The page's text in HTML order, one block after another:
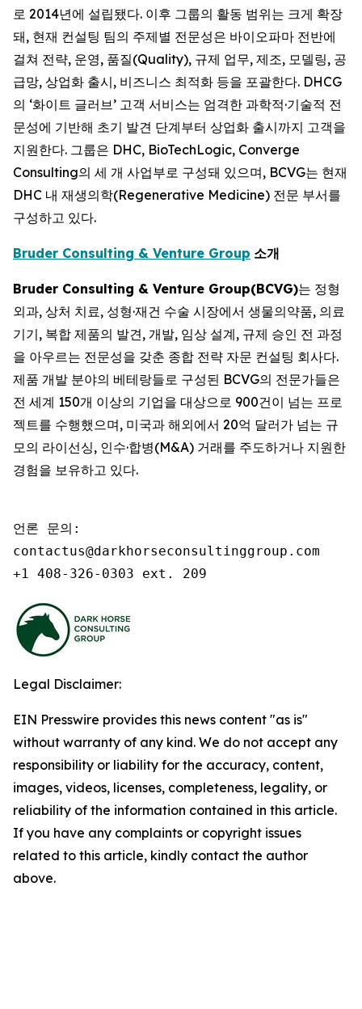
로 2014년에 설립됐다. 이후 그룹의 활동 범위는 크게 확장
돼, 현재 컨설팅 팀의 주제별 전문성은 바이오파마 전반에
걸쳐 전략, 운영, 품질(Quality), 규제 업무, 제조, 모델링, 공
급망, 상업화 출시, 비즈니스 최적화 등을 포괄한다. DHCG
의 ‘화이트 글러브’ 고객 서비스는 엄격한 과학적·기술적 전
문성에 기반해 초기 발견 단계부터 상업화 출시까지 고객을
지원한다. 그룹은 DHC, BioTechLogic, Converge
Consulting의 세 개 사업부로 구성돼 있으며, BCVG는 현재
DHC 내 재생의학(Regenerative Medicine) 전문 부서를
구성하고 있다.
Bruder Consulting & Venture Group 소개
Bruder Consulting & Venture Group(BCVG)는 정형
외과, 상처 치료, 성형·재건 수술 시장에서 생물의약품, 의료
기기, 복합 제품의 발견, 개발, 임상 설계, 규제 승인 전 과정
을 아우르는 전문성을 갖춘 종합 전략 자문 컨설팅 회사다.
제품 개발 분야의 베테랑들로 구성된 BCVG의 전문가들은
전 세계 150개 이상의 기업을 대상으로 900건이 넘는 프로
젝트를 수행했으며, 미국과 해외에서 20억 달러가 넘는 규
모의 라이선싱, 인수·합병(M&A) 거래를 주도하거나 지원한
경험을 보유하고 있다.
언론 문의:
contactus@darkhorseconsultinggroup.com
+1 408-326-0303 ext. 209
Legal Disclaimer:
EIN Presswire provides this news content "as is"
without warranty of any kind. We do not accept any
responsibility or liability for the accuracy, content,
images, videos, licenses, completeness, legality, or
reliability of the information contained in this article.
If you have any complaints or copyright issues
related to this article, kindly contact the author
above.